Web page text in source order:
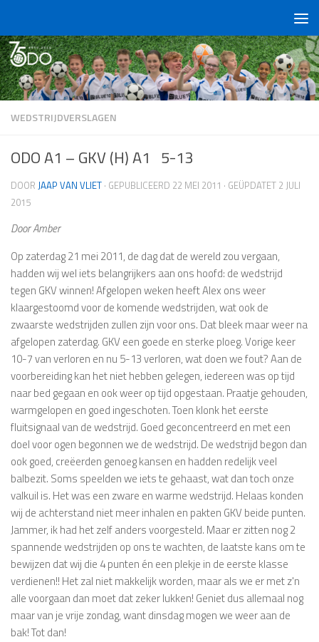
WEDSTRIJDVERSLAGEN
ODO A1 – GKV (H) A1 5-13
DOOR JAAP VAN VLIET · GEPUBLICEERD 22 MEI 2011 · GEÜPDATET 2 JULI
2015
Door Amber
Op zaterdag 21 mei 2011, de dag dat de wereld zou vergaan,
hadden wij wel iets belangrijkers aan ons hoofd: de wedstrijd
tegen GKV winnen! Afgelopen weken heeft Alex ons weer
klaargestoomd voor de komende wedstrijden, wat ook de
zwaarste wedstrijden zullen zijn voor ons. Dat bleek maar weer na
afgelopen zaterdag. GKV een goede en sterke ploeg. Vorige keer
10-7 van verloren en nu 5-13 verloren, wat doen we fout? Aan de
voorbereiding kan het niet hebben gelegen, iedereen was op tijd
naar bed gegaan en ook weer op tijd opgestaan. Praatje gehouden,
warmgelopen en goed ingeschoten. Toen klonk het eerste
fluitsignaal van de wedstrijd. Goed geconcentreerd en met een
doel voor ogen begonnen we de wedstrijd. De wedstrijd begon dan
ook goed, creëerden genoeg kansen en hadden redelijk veel
balbezit. Soms speelden we iets te gehaast, wat dan toch onze
valkuil is. Het was een zware en warme wedstrijd. Helaas konden
wij de achterstand niet meer inhalen en pakten GKV beide punten.
Jammer, ik had het zelf anders voorgesteld. Maar er zitten nog 2
spannende wedstrijden op ons te wachten, de laatste kans om te
bewijzen dat wij die 4 punten én een plekje in de eerste klasse
verdienen!! Het zal niet makkelijk worden, maar als we er met z'n
alle voorgaan dan moet dat zeker lukken! Geniet dus allemaal nog
maar van je vrije zondag, want dinsdag mogen we weer aan de
bak! Tot dan!